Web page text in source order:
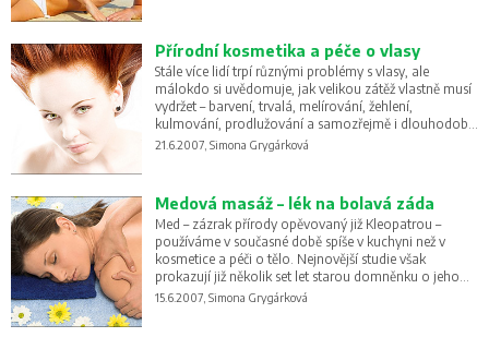
Přírodní kosmetika a péče o vlasy
Stále více lidí trpí různými problémy s vlasy, ale
málokdo si uvědomuje, jak velikou zátěž vlastně musí
vydržet – barvení, trvalá, melírování, žehlení,
kulmování, prodlužování a samozřejmě i dlouhodobé
používání nevhodných vlasových preparátů. Kvalita
21.6.2007, Simona Grygárková
Medová masáž – lék na bolavá záda
Med – zázrak přírody opěvovaný již Kleopatrou –
používáme v současné době spíše v kuchyni než v
kosmetice a péči o tělo. Nejnovější studie však
prokazují již několik set let starou domněnku o jeho
pozitivních účincích na náš organismus. Vyzkoušejte
15.6.2007, Simona Grygárková